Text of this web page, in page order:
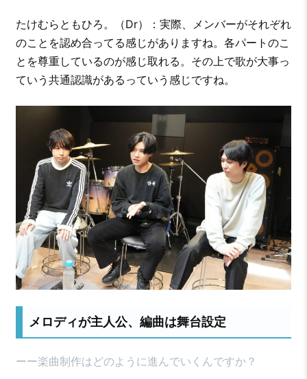
たけむらともひろ。（Dr）：実際、メンバーがそれぞれ
のことを認め合ってる感じがありますね。各パートのこ
とを尊重しているのが感じ取れる。その上で歌が大事っ
ていう共通認識があるっていう感じですね。
メロディが主人公、編曲は舞台設定
ーー楽曲制作はどのように進んでいくんですか？